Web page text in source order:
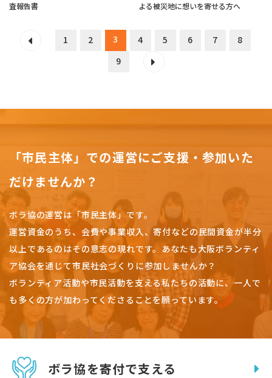
査報告書
よる被災地に想いを寄せる方へ
1 2 3 4 5 6 7
8
9
「市民主体」での運営にご支援・参加いた
だけませんか？
ボラ協の運営は「市民主体」です。
運営資金のうち、会費や事業収入、寄付などの民間資金が半分
以上であるのはその意志の現れです。 あなたも大阪ボランティ
ア協会を通じて市民社会づくりに参加しませんか？
ボランティア活動や市民活動を支える私たちの活動に、一人で
も多くの方が加わってくださることを願っています。
ボラ協を寄付で支える